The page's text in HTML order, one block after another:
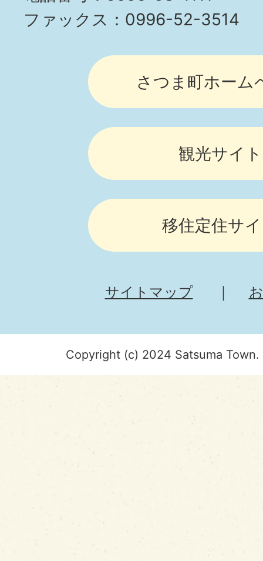
ファックス：0996-52-3514
さつま町ホーム
観光サイト
移住定住サ
サイトマップ
Copyright (c) 2024 Satsuma